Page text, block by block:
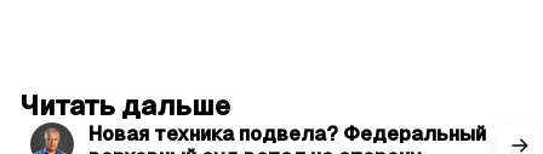
Читать дальше
Новая техника подвела? Федеральный